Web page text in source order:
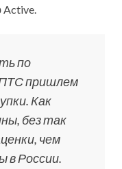
Active.
по
пришлем
Как
без так
чем
в России.